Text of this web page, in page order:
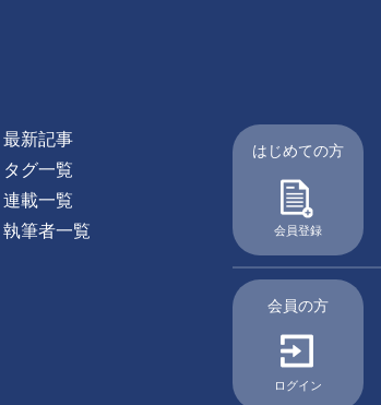
最新記事
タグ一覧
連載一覧
執筆者一覧
はじめての方
会員登録
会員の方
ログイン